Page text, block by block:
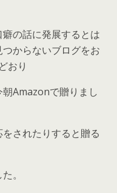
の話に発展するとは
からないブログをお
おり
Amazonで贈りまし
されたりすると贈る
。